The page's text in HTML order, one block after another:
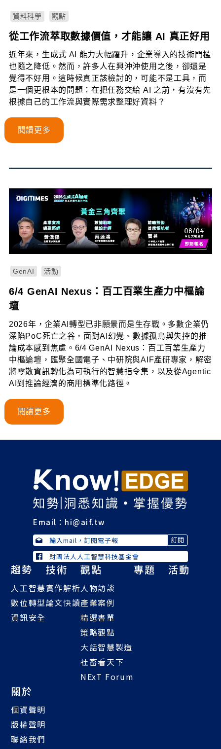
資料科學 觀點
從工作流萃取數據價值，才能讓 AI 真正好用
近年來，生成式 AI 能力大幅躍升，企業導入的技術門檻
也隨之降低。然而，許多人在興沖沖使用之後，卻還是
覺得不好用。這時候真正該檢討的，可能不是工具，而
是一個更根本的問題：在把任務交給 AI 之前，有沒有先
根據自己的工作流與實際需求整理好資料？
閱讀更多
GenAI 活動
6/4 GenAI Nexus：百工百業生產力中樞論
壇
2026年，企業AI轉型已非願景而是生存戰。多數企業仍
深陷PoC死亡之谷，面對AI幻覺、數據孤島與失控的推
論成本感到焦慮。6/4 GenAI Nexus：百工百業生產力
中樞論壇，匯聚全國電子、中研院與AIF產研專家，解密
將零散資訊轉化為可執行的智慧指令集，以及從Agentic
AI到推論經濟的商用標準化路徑。
閱讀更多
Email： hi@aif.tw
財團法人人工智慧科技基金會
趨勢
人工智慧
數位轉型
資訊安全
技術
實作解析
論文快讀
觀點
人物訪談
產業案例
精選書單
策略觀點
大話智慧製造
社畜看天下
NExT Forum
專題 活動
關於
個資聲明
版權聲明
聯絡我們